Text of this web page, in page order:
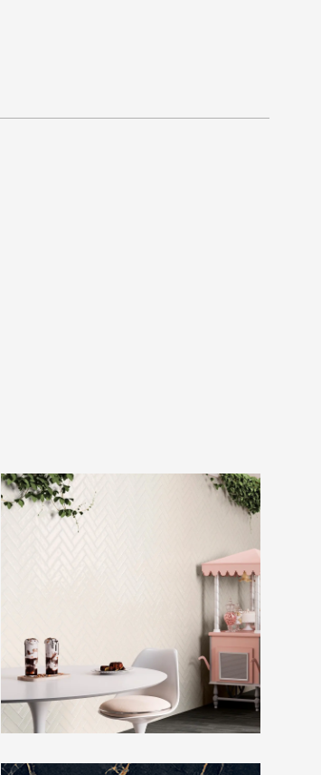
Beste Koop 065X202 Kendal Perla